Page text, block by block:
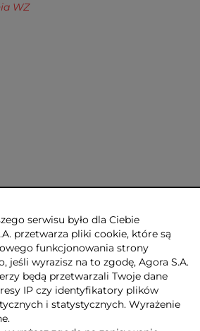
WZ
DLA MEDIÓW
REKLAMA
SA
POLITYKA PRYWATNOŚCI AGORA S.A.
serwisu było dla Ciebie
przetwarza pliki cookie, które są
funkcjonowania strony
jeśli wyrazisz na to zgodę, Agora S.A.
będą przetwarzali Twoje dane
IP czy identyfikatory plików
i statystycznych. Wyrażenie